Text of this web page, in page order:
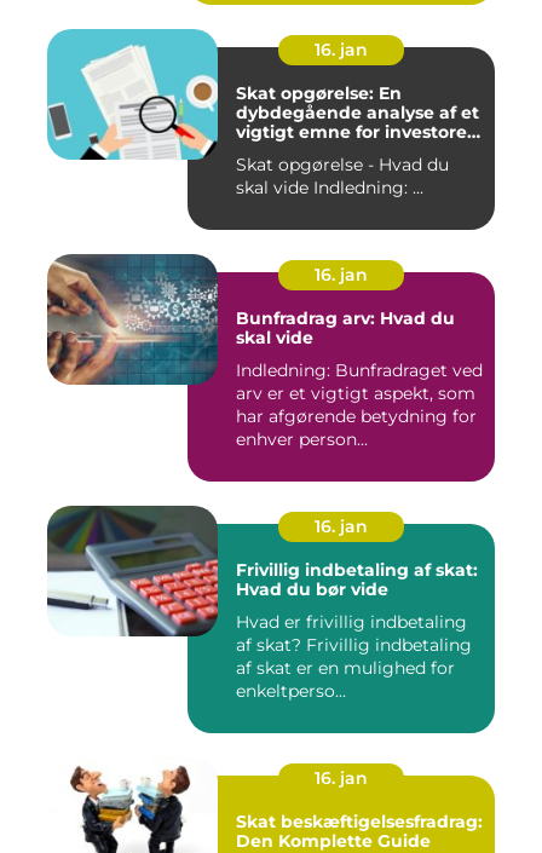
16. jan
Skat opgørelse: En
dybdegående analyse af et
vigtigt emne for investorer
Skat opgørelse - Hvad du
skal vide Indledning: ...
16. jan
Bunfradrag arv: Hvad du
skal vide
Indledning: Bunfradraget ved
arv er et vigtigt aspekt, som
har afgørende betydning for
enhver person...
16. jan
Frivillig indbetaling af skat:
Hvad du bør vide
Hvad er frivillig indbetaling
af skat? Frivillig indbetaling
af skat er en mulighed for
enkeltperso...
16. jan
Skat beskæftigelsesfradrag:
Den Komplette Guide